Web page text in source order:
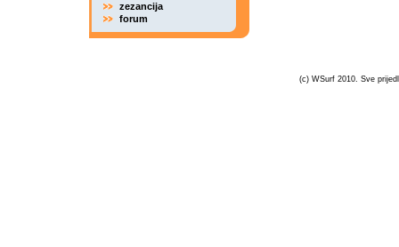
zezancija
forum
(c) WSurf 2010. Sve